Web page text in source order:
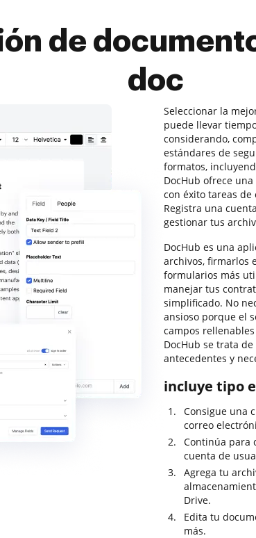
de
doc
Seleccionar la
puede llevar
considerando,
estándares de
formatos,
DocHub ofrece
con éxito tareas
Registra una
gestionar tus
DocHub es una
archivos, firmarlos
formularios más
manejar tus
simplificado. No
ansioso porque el
campos
DocHub se trata
antecedentes y
incluye tipo
Consigue una
correo
Continúa para
cuenta de
Agrega tu
Drive.
Edita tu
más.